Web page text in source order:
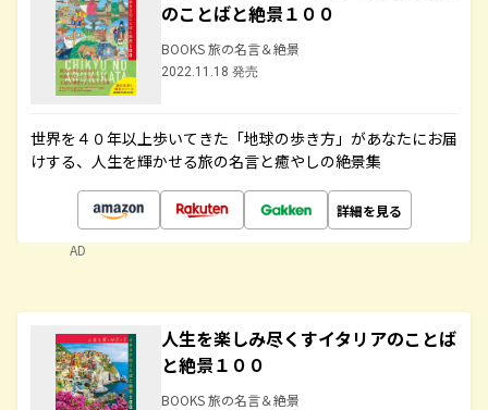
のことばと絶景１００
BOOKS 旅の名言＆絶景
2022.11.18 発売
世界を４０年以上歩いてきた「地球の歩き方」があなたにお届
けする、人生を輝かせる旅の名言と癒やしの絶景集
詳細を見る
AD
人生を楽しみ尽くすイタリアのことば
と絶景１００
BOOKS 旅の名言＆絶景